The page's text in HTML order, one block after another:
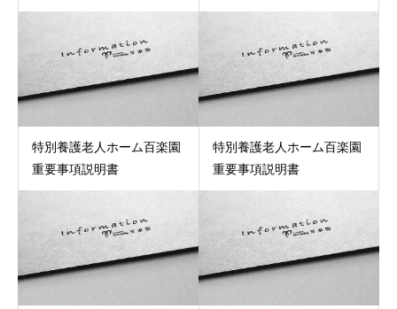
特別養護老人ホーム百楽園
重要事項説明書
特別養護老人ホーム百楽園
重要事項説明書